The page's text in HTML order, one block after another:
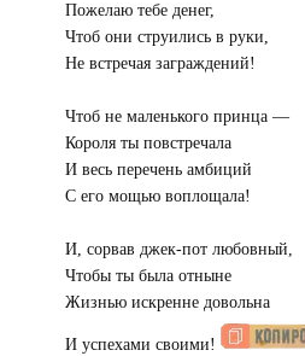
Пожелаю тебе денег,
Чтоб они струились в руки,
Не встречая заграждений!
Чтоб не маленького принца —
Короля ты повстречала
И весь перечень амбиций
С его мощью воплощала!
И, сорвав джек-пот любовный,
Чтобы ты была отныне
Жизнью искренне довольна
И успехами своими!